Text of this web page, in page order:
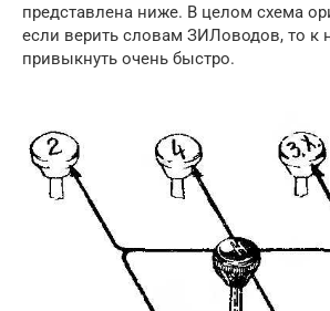
представлена ниже. В целом схема
если верить словам ЗИЛоводов, то к
привыкнуть очень быстро.